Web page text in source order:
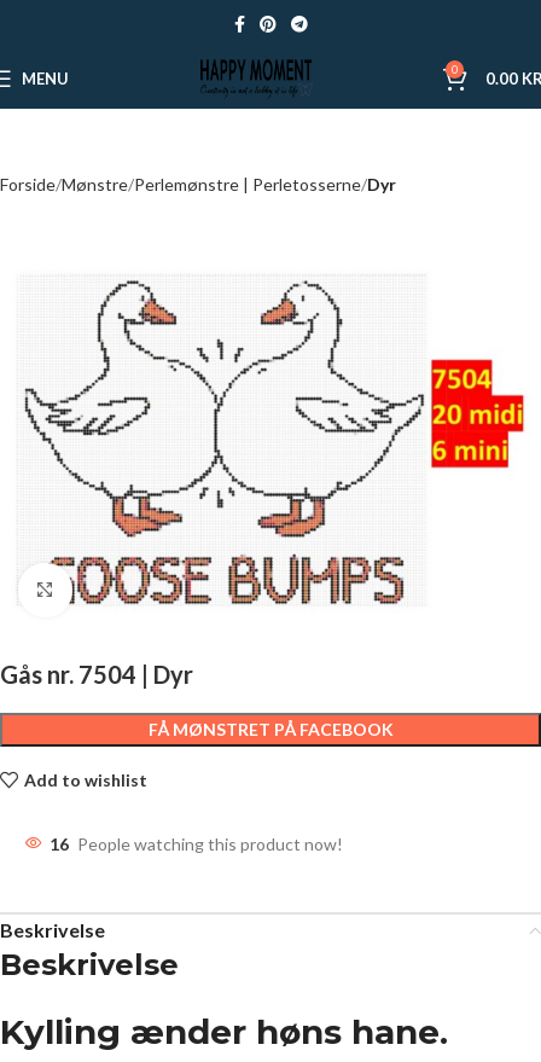
MENU 0 0.00
Forside Mønstre Perlemønstre | Perletosserne Dyr
Click to enlarge
Gås nr. 7504 | Dyr
FÅ MØNSTRET PÅ FACEBOOK
Add to wishlist
16 People watching this product now!
Beskrivelse
Beskrivelse
Kylling ænder høns hane.